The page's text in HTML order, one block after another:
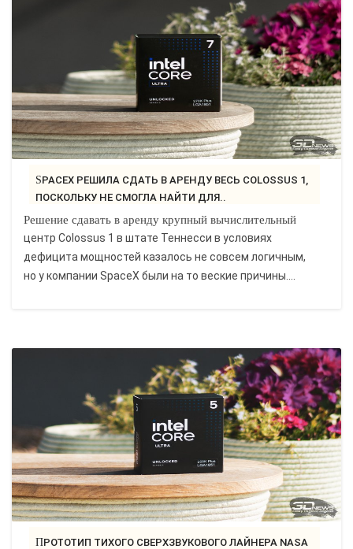
SPACEX РЕШИЛА СДАТЬ В АРЕНДУ ВЕСЬ COLOSSUS 1,
ПОСКОЛЬКУ НЕ СМОГЛА НАЙТИ ДЛЯ..
Решение сдавать в аренду крупный вычислительный
центр Colossus 1 в штате Теннесси в условиях
дефицита мощностей казалось не совсем логичным,
но у компании SpaceX были на то веские причины....
ПРОТОТИП ТИХОГО СВЕРХЗВУКОВОГО ЛАЙНЕРА NASA